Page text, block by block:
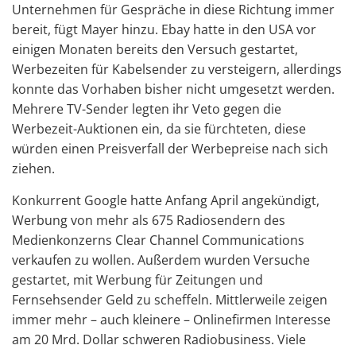
Unternehmen für Gespräche in diese Richtung immer
bereit, fügt Mayer hinzu. Ebay hatte in den USA vor
einigen Monaten bereits den Versuch gestartet,
Werbezeiten für Kabelsender zu versteigern, allerdings
konnte das Vorhaben bisher nicht umgesetzt werden.
Mehrere TV-Sender legten ihr Veto gegen die
Werbezeit-Auktionen ein, da sie fürchteten, diese
würden einen Preisverfall der Werbepreise nach sich
ziehen.
Konkurrent Google hatte Anfang April angekündigt,
Werbung von mehr als 675 Radiosendern des
Medienkonzerns Clear Channel Communications
verkaufen zu wollen. Außerdem wurden Versuche
gestartet, mit Werbung für Zeitungen und
Fernsehsender Geld zu scheffeln. Mittlerweile zeigen
immer mehr – auch kleinere – Onlinefirmen Interesse
am 20 Mrd. Dollar schweren Radiobusiness. Viele